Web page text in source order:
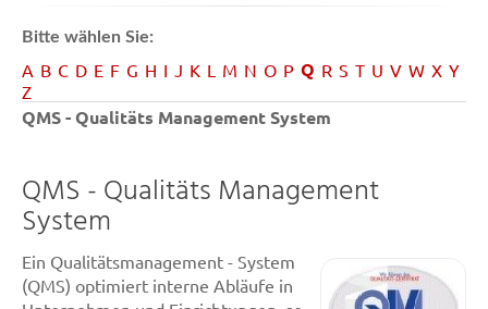
Bitte wählen Sie:
A B C D E F G H I J K L M N O P Q R S T U V W X Y
Z
QMS - Qualitäts Management System
QMS - Qualitäts Management
System
Ein Qualitätsmanagement - System
(QMS) optimiert interne Abläufe in